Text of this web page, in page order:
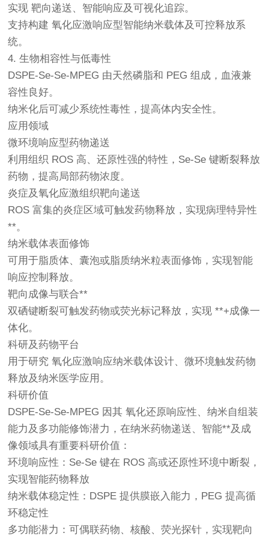
实现 靶向递送、智能响应及可视化追踪。
支持构建 氧化应激响应型智能纳米载体及可控释放系
统。
4. 生物相容性与低毒性
DSPE-Se-Se-MPEG 由天然磷脂和 PEG 组成，血液兼
容性良好。
纳米化后可减少系统性毒性，提高体内安全性。
应用领域
微环境响应型药物递送
利用组织 ROS 高、还原性强的特性，Se-Se 键断裂释放
药物，提高局部药物浓度。
炎症及氧化应激组织靶向递送
ROS 富集的炎症区域可触发药物释放，实现病理特异性
**。
纳米载体表面修饰
可用于脂质体、囊泡或脂质纳米粒表面修饰，实现智能
响应控制释放。
靶向成像与联合**
双硒键断裂可触发药物或荧光标记释放，实现 **+成像一
体化。
科研及药物平台
用于研究 氧化应激响应纳米载体设计、微环境触发药物
释放及纳米医学应用。
科研价值
DSPE-Se-Se-MPEG 因其 氧化还原响应性、纳米自组装
能力及多功能修饰潜力，在纳米药物递送、智能**及成
像领域具有重要科研价值：
环境响应性：Se-Se 键在 ROS 高或还原性环境中断裂，
实现智能药物释放
纳米载体稳定性：DSPE 提供膜嵌入能力，PEG 提高循
环稳定性
多功能潜力：可偶联药物、核酸、荧光探针，实现靶向